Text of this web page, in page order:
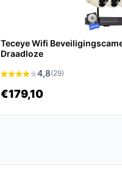
Teceye Wifi
Draadloze
4,8(29)
€179,10